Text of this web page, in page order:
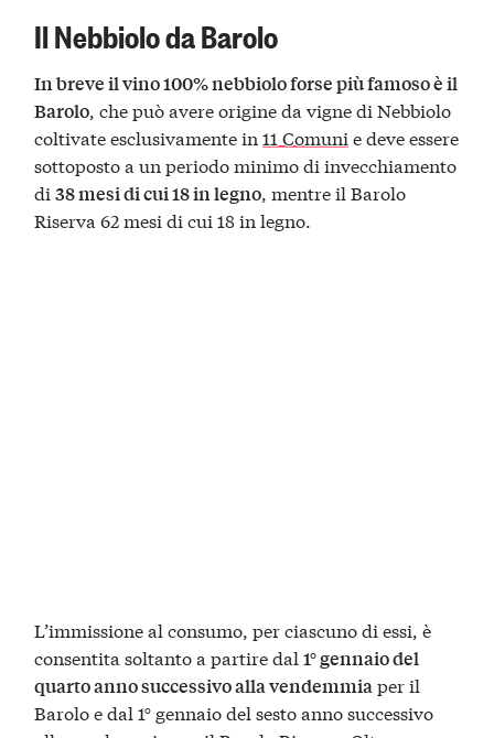
Il Nebbiolo da Barolo
In breve il vino 100% nebbiolo forse più famoso è il
Barolo , che può avere origine da vigne di Nebbiolo
coltivate esclusivamente in11 Comuni e deve essere
sottoposto a un periodo minimo di invecchiamento
di38 mesi di cui 18 in legno , mentre il Barolo
Riserva 62 mesi di cui 18 in legno.
L’immissione al consumo, per ciascuno di essi, è
consentita soltanto a partire dal1° gennaio del
quarto anno successivo alla vendemmiaper il
Barolo e dal 1° gennaio del sesto anno successivo